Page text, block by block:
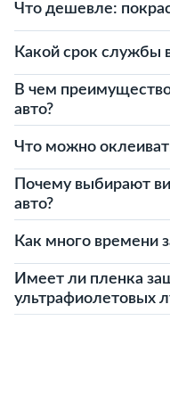
Что дешевле:
Какой срок службы
В чем
авто?
Что можно
Почему выбирают
авто?
Как много времени
Имеет ли пленка
ультрафиолетовых